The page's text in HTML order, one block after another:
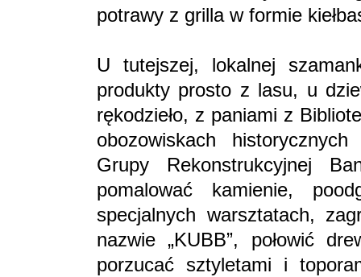
potrawy z grilla w formie
U tutejszej, lokalnej
produkty prosto z lasu, u
rękodzieło, z paniami z
obozowiskach
Grupy Rekonstrukcyjnej
pomalować kamienie,
specjalnych warsztatach,
nazwie „KUBB”, połowić
porzucać sztyletami i